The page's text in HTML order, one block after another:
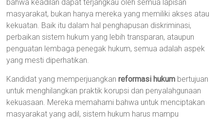
bahwa keadilan dapat terjangkau oleh semua lapisan
masyarakat, bukan hanya mereka yang memiliki akses atau
kekuatan. Baik itu dalam hal penghapusan diskriminasi,
perbaikan sistem hukum yang lebih transparan, ataupun
penguatan lembaga penegak hukum, semua adalah aspek
yang mesti diperhatikan.
Kandidat yang memperjuangkanreformasi hukum bertujuan
untuk menghilangkan praktik korupsi dan penyalahgunaan
kekuasaan. Mereka memahami bahwa untuk menciptakan
masyarakat yang adil, sistem hukum harus mampu